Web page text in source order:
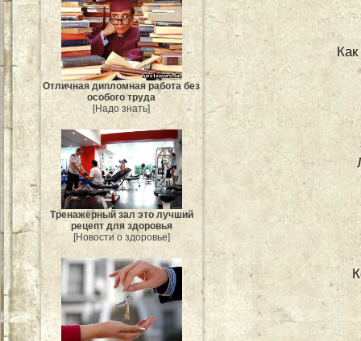
Отличная дипломная работа без
особого труда
[Надо знать]
Тренажёрный зал это лучший
рецепт для здоровья
[Новости о здоровье]